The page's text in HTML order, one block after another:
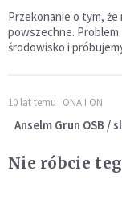
Przekonanie o tym, że
powszechne. Problem
środowisko i
10 lat temu ONA I ON
Anselm Grun OSB /
Nie róbcie